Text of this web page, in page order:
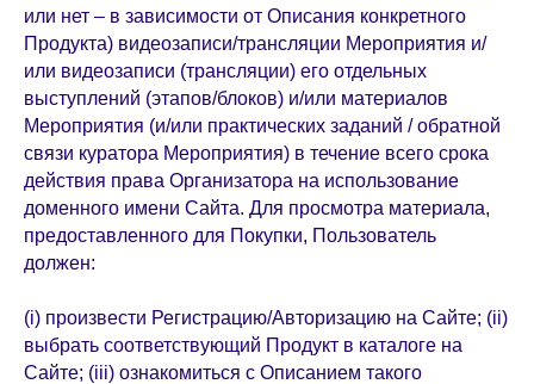
или нет – в зависимости от Описания конкретного
Продукта) видеозаписи/трансляции Мероприятия и/
или видеозаписи (трансляции) его отдельных
выступлений (этапов/блоков) и/или материалов
Мероприятия (и/или практических заданий / обратной
связи куратора Мероприятия) в течение всего срока
действия права Организатора на использование
доменного имени Сайта. Для просмотра материала,
предоставленного для Покупки, Пользователь
должен:
(i) произвести Регистрацию/Авторизацию на Сайте; (ii)
выбрать соответствующий Продукт в каталоге на
Сайте; (iii) ознакомиться с Описанием такого